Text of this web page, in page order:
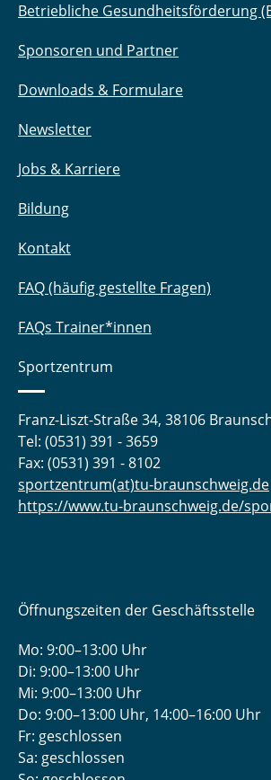
Betriebliche Gesundheitsförderung
Sponsoren und Partner
Downloads & Formulare
Newsletter
Jobs & Karriere
Bildung
Kontakt
FAQ (häufig gestellte Fragen)
FAQs Trainer*innen
Sportzentrum
Franz-Liszt-Straße 34, 38106
Tel: (0531) 391 - 3659
Fax: (0531) 391 - 8102
sportzentrum(at)tu-braunschweig.de
https://www.tu-braunschweig.de/
Öffnungszeiten der Geschäftsstelle
Mo: 9:00–13:00 Uhr
Di: 9:00–13:00 Uhr
Mi: 9:00–13:00 Uhr
Do: 9:00­–13:00 Uhr, 14:00­–16:00 Uhr
Fr: geschlossen
Sa: geschlossen